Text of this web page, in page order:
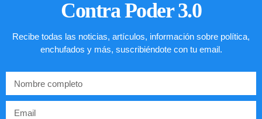
Contra Poder 3.0
Recibe todas las noticias, artículos, información sobre política,
enchufados y más, suscribiéndote con tu email.